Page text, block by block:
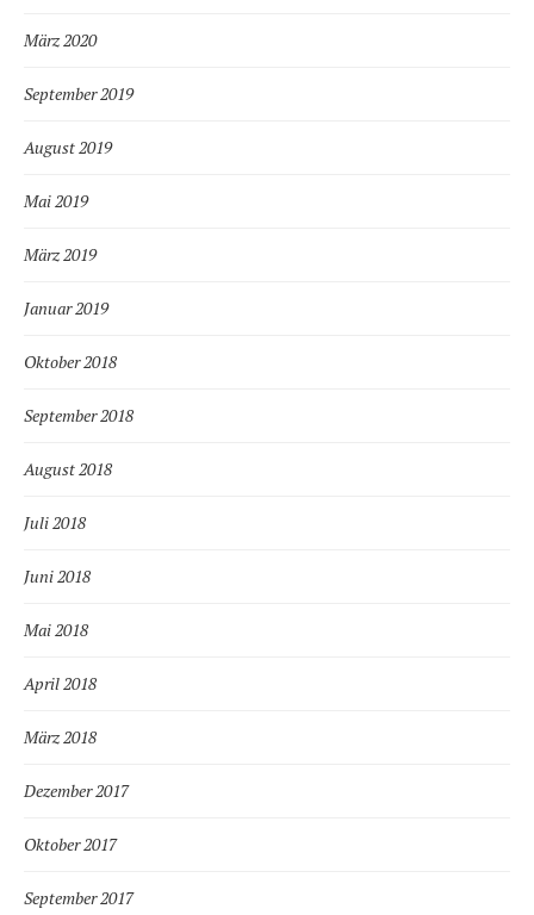
März 2020
September 2019
August 2019
Mai 2019
März 2019
Januar 2019
Oktober 2018
September 2018
August 2018
Juli 2018
Juni 2018
Mai 2018
April 2018
März 2018
Dezember 2017
Oktober 2017
September 2017